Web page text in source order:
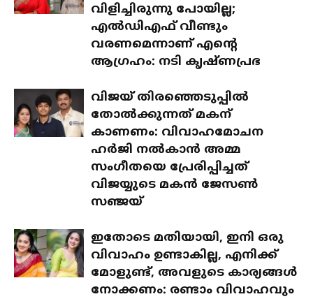
വിളിച്ചിരുന്നു പോയില്ല;
എൽഡിഎഫ് വീണ്ടും
വരണമെന്നാണ് എന്റെ
ആഗ്രഹം: നടി കൃഷ്ണപ്രഭ
വിജയ് തിരഞ്ഞെടുപ്പിൽ
തോൽക്കുന്നത് മകന്
കാണണം: വിവാഹമോചന
ഹർജി നൽകാൻ അമ്മ
സംഗീതയെ പ്രേരിപ്പിച്ചത്
വിജയ്യുടെ മകൻ ജേസൺ
സഞ്ജയ്
ഇതോടെ മതിയായി, ഇനി ഒരു
വിവാഹം ഉണ്ടാകില്ല, എനിക്ക്
മോളുണ്ട്, അവളുടെ കാര്യങ്ങൾ
നോക്കണം: രണ്ടാം വിവാഹവും